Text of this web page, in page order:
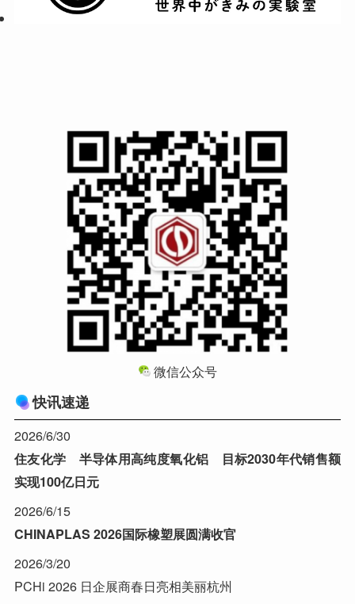
微信公众号
快讯速递
2026/6/30
住友化学 半导体用高纯度氧化铝 目标2030年代销售额
实现100亿日元
2026/6/15
CHINAPLAS 2026国际橡塑展圆满收官
2026/3/20
PCHi 2026 日企展商春日亮相美丽杭州